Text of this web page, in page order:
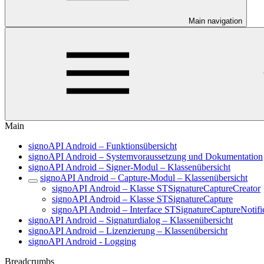
Main navigation
Main
signoAPI Android – Funktionsübersicht
signoAPI Android – Systemvoraussetzung und Dokumentation
signoAPI Android – Signer-Modul – Klassenübersicht
signoAPI Android – Capture-Modul – Klassenübersicht
signoAPI Android – Klasse STSignatureCaptureCreator
signoAPI Android – Klasse STSignatureCapture
signoAPI Android – Interface
signoAPI Android – Signaturdialog – Klassenübersicht
signoAPI Android – Lizenzierung – Klassenübersicht
signoAPI Android - Logging
Breadcrumbs